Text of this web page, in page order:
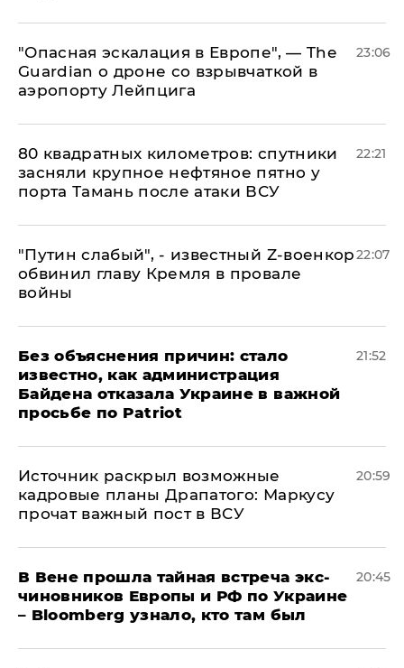
"Опасная эскалация в Европе", — The
Guardian о дроне со взрывчаткой в
аэропорту Лейпцига
23:06
80 квадратных километров: спутники
засняли крупное нефтяное пятно у
порта Тамань после атаки ВСУ
22:21
​"Путин слабый", - известный Z-военкор
обвинил главу Кремля в провале
войны
22:07
Без объяснения причин: стало
известно, как администрация
Байдена отказала Украине в важной
просьбе по Patriot
21:52
​Источник раскрыл возможные
кадровые планы Драпатого: Маркусу
прочат важный пост в ВСУ
20:59
В Вене прошла тайная встреча экс-
чиновников Европы и РФ по Украине
– Bloomberg узнало, кто там был
20:45